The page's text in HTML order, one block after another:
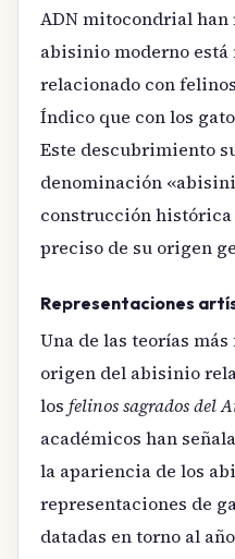
ADN mitocondrial han
abisinio moderno está
relacionado con
Índico que con los
Este descubrimiento
denominación
construcción
preciso de su origen
Representaciones
Una de las teorías
origen del abisinio
los felinos sagrados del
académicos han
la apariencia de los
representaciones de
datadas en torno al año